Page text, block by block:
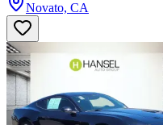
Novato, CA